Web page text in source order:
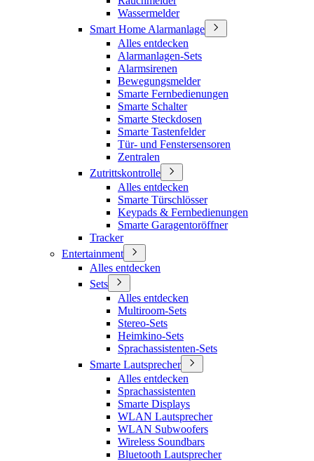
Wassermelder
Smart Home Alarmanlage
Alles entdecken
Alarmanlagen-Sets
Alarmsirenen
Bewegungsmelder
Smarte Fernbedienungen
Smarte Schalter
Smarte Steckdosen
Smarte Tastenfelder
Tür- und Fenstersensoren
Zentralen
Zutrittskontrolle
Alles entdecken
Smarte Türschlösser
Keypads & Fernbedienungen
Smarte Garagentoröffner
Tracker
Entertainment
Alles entdecken
Sets
Alles entdecken
Multiroom-Sets
Stereo-Sets
Heimkino-Sets
Sprachassistenten-Sets
Smarte Lautsprecher
Alles entdecken
Sprachassistenten
Smarte Displays
WLAN Lautsprecher
WLAN Subwoofers
Wireless Soundbars
Bluetooth Lautsprecher